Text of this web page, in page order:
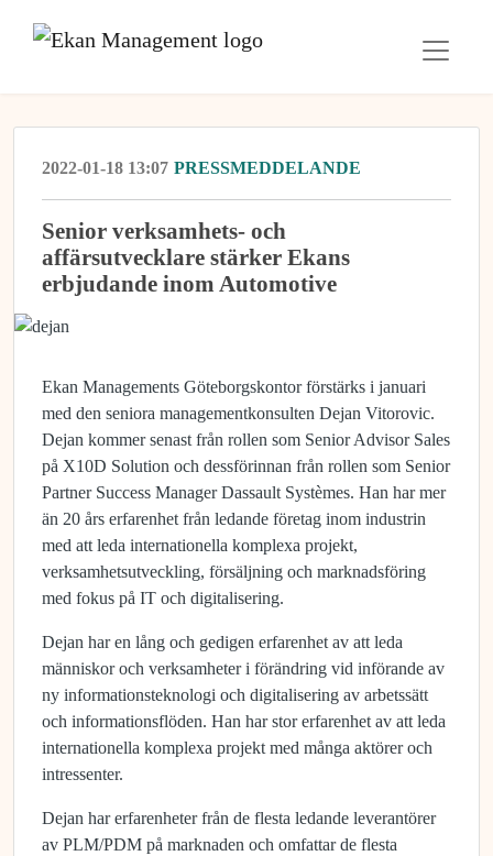
2022-01-18 13:07 PRESSMEDDELANDE
Senior verksamhets- och
affärsutvecklare stärker Ekans
erbjudande inom Automotive
Ekan Managements Göteborgskontor förstärks i januari
med den seniora managementkonsulten Dejan Vitorovic.
Dejan kommer senast från rollen som Senior Advisor Sales
på X10D Solution och dessförinnan från rollen som Senior
Partner Success Manager Dassault Systèmes. Han har mer
än 20 års erfarenhet från ledande företag inom industrin
med att leda internationella komplexa projekt,
verksamhetsutveckling, försäljning och marknadsföring
med fokus på IT och digitalisering.
Dejan har en lång och gedigen erfarenhet av att leda
människor och verksamheter i förändring vid införande av
ny informationsteknologi och digitalisering av arbetssätt
och informationsflöden. Han har stor erfarenhet av att leda
internationella komplexa projekt med många aktörer och
intressenter.
Dejan har erfarenheter från de flesta ledande leverantörer
av PLM/PDM på marknaden och omfattar de flesta